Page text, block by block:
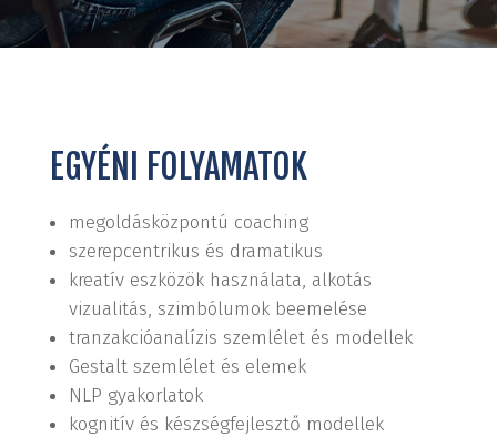
EGYÉNI FOLYAMATOK
megoldásközpontú coaching
szerepcentrikus és dramatikus
kreatív eszközök használata, alkotás
vizualitás, szimbólumok beemelése
tranzakcióanalízis szemlélet és modellek
Gestalt szemlélet és elemek
NLP gyakorlatok
kognitív és készségfejlesztő modellek